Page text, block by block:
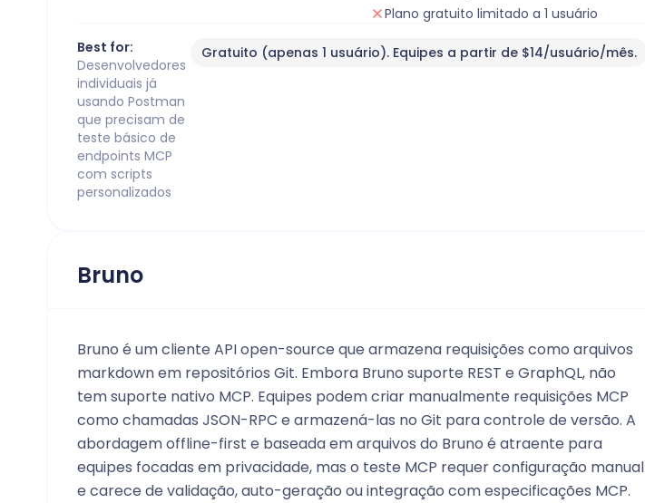
Plano gratuito limitado a 1 usuário
Best for:
Desenvolvedores
individuais já
usando Postman
que precisam de
teste básico de
endpoints MCP
com scripts
personalizados
Gratuito (apenas 1 usuário). Equipes a partir de $14/usuário/mês.
Bruno
Bruno é um cliente API open-source que armazena requisições como arquivos
markdown em repositórios Git. Embora Bruno suporte REST e GraphQL, não
tem suporte nativo MCP. Equipes podem criar manualmente requisições MCP
como chamadas JSON-RPC e armazená-las no Git para controle de versão. A
abordagem offline-first e baseada em arquivos do Bruno é atraente para
equipes focadas em privacidade, mas o teste MCP requer configuração manual
e carece de validação, auto-geração ou integração com especificações MCP.